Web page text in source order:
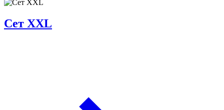
Сет XXL